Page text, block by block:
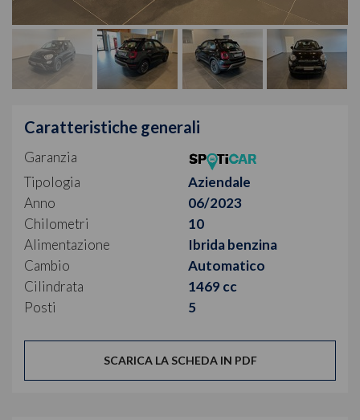
Caratteristiche generali
Garanzia
Tipologia
Aziendale
Anno
06/2023
Chilometri
10
Alimentazione
Ibrida benzina
Cambio
Automatico
Cilindrata
1469 cc
Posti
5
SCARICA LA SCHEDA IN PDF